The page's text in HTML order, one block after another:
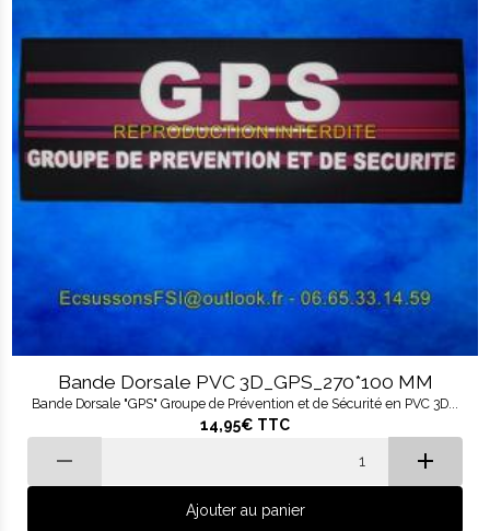
Bande Dorsale PVC 3D_GPS_270*100 MM
Bande Dorsale "GPS" Groupe de Prévention et de Sécurité en PVC 3D...
14,95€ TTC
Ajouter au panier